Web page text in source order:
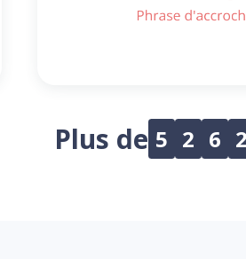
Plus de 5 2 6 2